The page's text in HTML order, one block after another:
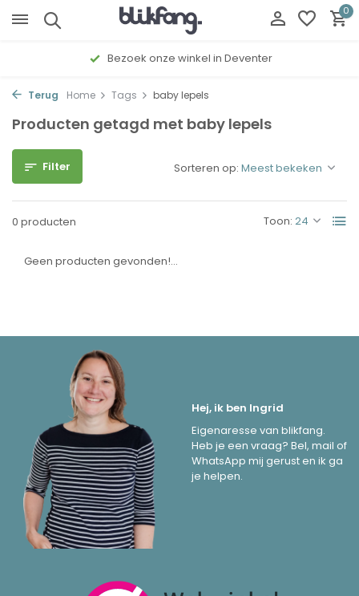
0
Bezoek onze winkel in Deventer
Terug Home Tags baby lepels
Producten getagd met baby lepels
Filter
0 producten Toon:
Sorteren op:
Geen producten gevonden!...
Hej, ik ben Ingrid
Eigenaresse van blikfang.
Heb je een vraag? Bel, mail of
WhatsApp mij gerust en ik ga
je helpen.